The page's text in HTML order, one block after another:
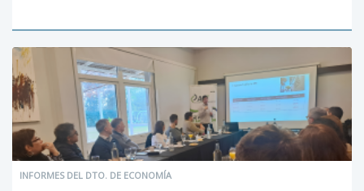
INFORMES DEL DTO. DE ECONOMÍA